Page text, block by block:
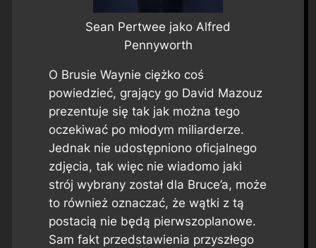
Sean Pertwee jako Alfred
Pennyworth
O Brusie Waynie ciężko coś
powiedzieć, grający go David Mazouz
prezentuje się tak jak można tego
oczekiwać po młodym miliarderze.
Jednak nie udostępniono oficjalnego
zdjęcia, tak więc nie wiadomo jaki
strój wybrany został dla Bruce’a, może
to również oznaczać, że wątki z tą
postacią nie będą pierwszoplanowe.
Sam fakt przedstawienia przyszłego